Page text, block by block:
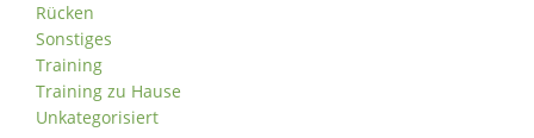
Rücken
Sonstiges
Training
Training zu Hause
Unkategorisiert